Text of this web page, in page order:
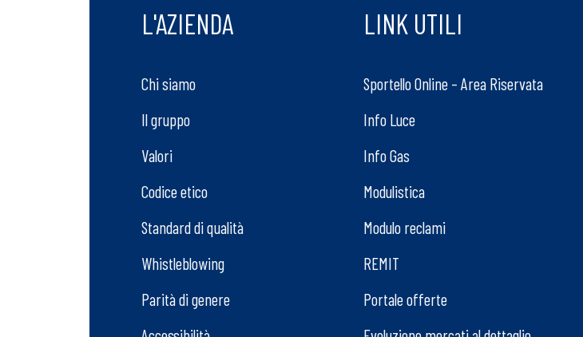
L'AZIENDA
Chi siamo
Il gruppo
Valori
Codice etico
Standard di qualità
Whistleblowing
Parità di genere
LINK UTILI
Sportello Online – Area Riservata
Info Luce
Info Gas
Modulistica
Modulo reclami
REMIT
Portale offerte